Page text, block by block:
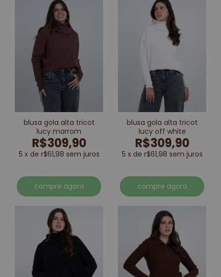
blusa gola alta tricot
lucy marrom
R$309,90
5 x de r$61,98 sem juros
compre agora
blusa gola alta tricot
lucy off white
R$309,90
5 x de r$61,98 sem juros
compre agora